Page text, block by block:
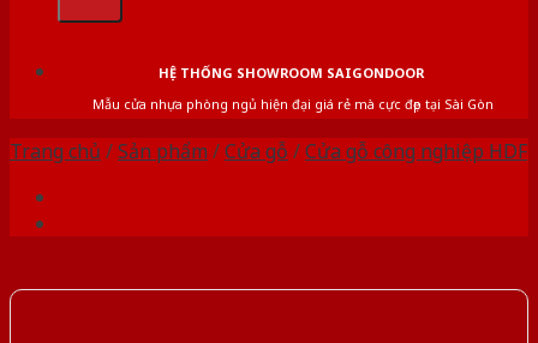
HỆ THỐNG SHOWROOM SAIGONDOOR
Mẫu cửa nhựa phòng ngủ hiện đại giá rẻ mà cực đẹp tại Sài Gòn
Trang chủ /Sản phẩm /Cửa gỗ /Cửa gỗ công nghiệp HDF